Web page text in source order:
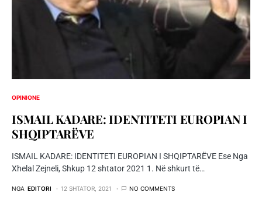
OPINIONE
ISMAIL KADARE: IDENTITETI EUROPIAN I
SHQIPTARËVE
ISMAIL KADARE: IDENTITETI EUROPIAN I SHQIPTARËVE Ese Nga
Xhelal Zejneli, Shkup 12 shtator 2021 1. Në shkurt të…
NGA EDITORI 12 SHTATOR, 2021 NO COMMENTS